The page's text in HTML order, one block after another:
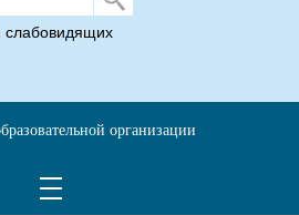
РАЙОНА ПЕНЗЕНСКОЙ ОБЛАСТИ
Г.КАМЕНКИ
слабовидящих
организации